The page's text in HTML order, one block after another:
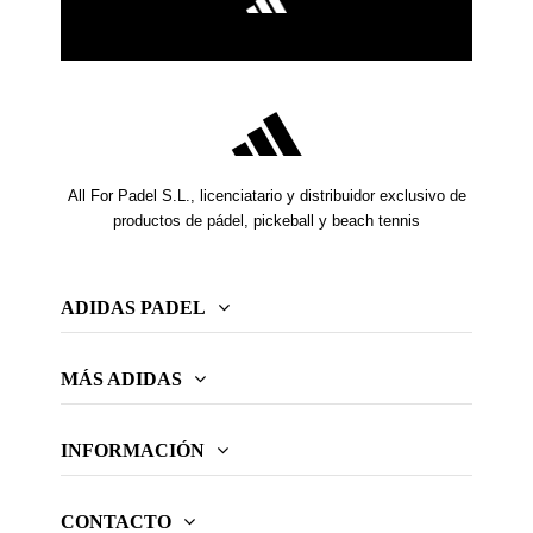
All For Padel S.L., licenciatario y distribuidor exclusivo de
productos de pádel, pickeball y beach tennis
ADIDAS PADEL
MÁS ADIDAS
INFORMACIÓN
CONTACTO